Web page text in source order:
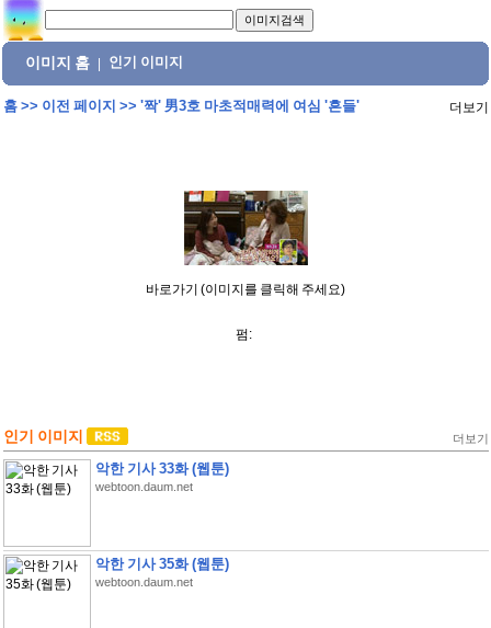
이미지 홈 인기 이미지
홈>> 이전 페이지 >> '짝' 男3호 마초적매력에 여심 '흔들' 더보기
바로가기 (이미지를 클릭해 주세요)
펌:
인기 이미지 더보기
악한 기사 33화 (웹툰)
webtoon.daum.net
악한 기사 35화 (웹툰)
webtoon.daum.net